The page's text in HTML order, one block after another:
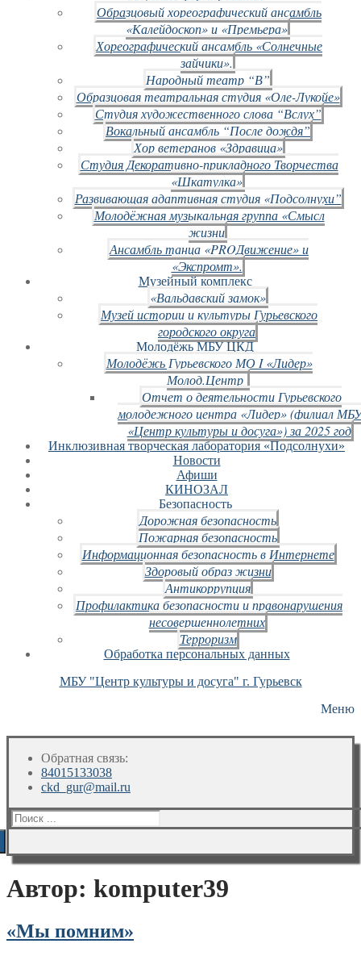
Образцовый хореографический ансамбль
«Калейдоскоп» и «Премьера»
Хореографический ансамбль «Солнечные
зайчики».
Народный театр “В”
Образцовая театральная студия «Оле-Лукойе»
Студия художественного слова “Вслух”
Вокальный ансамбль “После дождя”
Хор ветеранов «Здравица»
Студия Декоративно-прикладного Творчества
«Шкатулка»
Развивающая адаптивная студия «Подсолнухи”
Молодёжная музыкальная группа «Смысл
жизни
Ансамбль танца «PROДвижение» и
«Экспромт».
Музейный комплекс
«Вальдавский замок»
Музей истории и культуры Гурьевского
городского округа
Молодёжь МБУ ЦКД
Молодёжь Гурьевского МО I «Лидер»
Молод.Центр
Отчет о деятельности Гурьевского
молодежного центра «Лидер» (филиал
«Центр культуры и досуга») за 2025 год
Инклюзивная творческая лаборатория «Подсолнухи»
Новости
Афиши
КИНОЗАЛ
Безопасность
Дорожная безопасность
Пожарная безопасность
Информационная безопасность в Интернете
Здоровый образ жизни
Антикоррупция
Профилактика безопасности и правонарушения
несовершеннолетних
Терроризм
Обработка персональных данных
МБУ "Центр культуры и досуга" г. Гурьевск
Меню
Обратная связь:
84015133038
ckd_gur@mail.ru
Искать:
Автор: komputer39
«Мы помним»